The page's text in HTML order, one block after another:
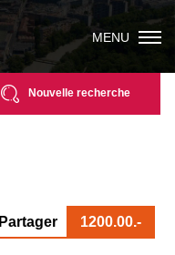
MENU
Nouvelle recherche
Partager 1200.00.-